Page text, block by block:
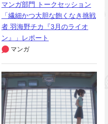
マンガ部門 トークセッション
「繊細かつ大胆な飽くなき挑戦
者 羽海野チカ『3月のライオ
ン』」レポート
マンガ